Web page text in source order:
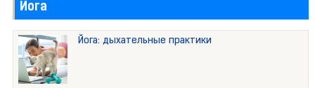
Йога
Йога: дыхательные практики